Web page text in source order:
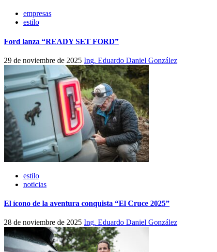
empresas
estilo
Ford lanza “READY SET FORD”
29 de noviembre de 2025 Ing. Eduardo Daniel González
estilo
noticias
El ícono de la aventura conquista “El Cruce 2025”
28 de noviembre de 2025 Ing. Eduardo Daniel González